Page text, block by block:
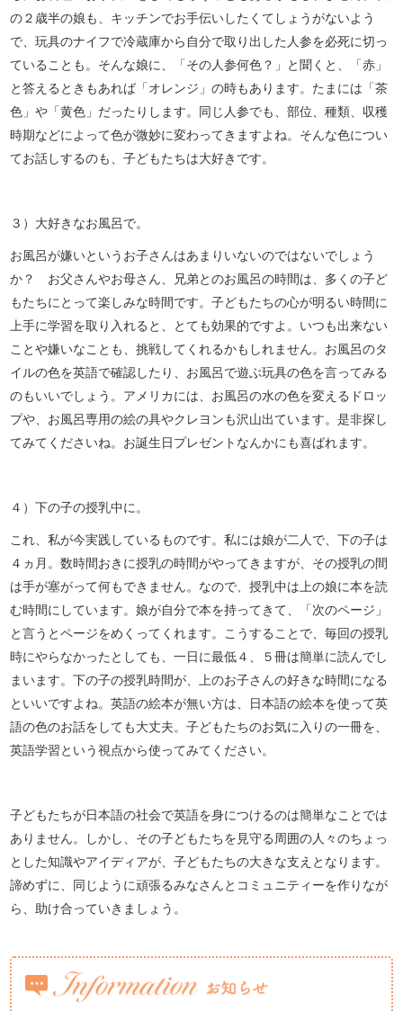
の２歳半の娘も、キッチンでお手伝いしたくてしょうがないよう
で、玩具のナイフで冷蔵庫から自分で取り出した人参を必死に切っ
ていることも。そんな娘に、「その人参何色？」と聞くと、「赤」
と答えるときもあれば「オレンジ」の時もあります。たまには「茶
色」や「黄色」だったりします。同じ人参でも、部位、種類、収穫
時期などによって色が微妙に変わってきますよね。そんな色につい
てお話しするのも、子どもたちは大好きです。
３）大好きなお風呂で。
お風呂が嫌いというお子さんはあまりいないのではないでしょう
か？ お父さんやお母さん、兄弟とのお風呂の時間は、多くの子ど
もたちにとって楽しみな時間です。子どもたちの心が明るい時間に
上手に学習を取り入れると、とても効果的ですよ。いつも出来ない
ことや嫌いなことも、挑戦してくれるかもしれません。お風呂のタ
イルの色を英語で確認したり、お風呂で遊ぶ玩具の色を言ってみる
のもいいでしょう。アメリカには、お風呂の水の色を変えるドロッ
プや、お風呂専用の絵の具やクレヨンも沢山出ています。是非探し
てみてくださいね。お誕生日プレゼントなんかにも喜ばれます。
４）下の子の授乳中に。
これ、私が今実践しているものです。私には娘が二人で、下の子は
４ヵ月。数時間おきに授乳の時間がやってきますが、その授乳の間
は手が塞がって何もできません。なので、授乳中は上の娘に本を読
む時間にしています。娘が自分で本を持ってきて、「次のページ」
と言うとページをめくってくれます。こうすることで、毎回の授乳
時にやらなかったとしても、一日に最低４、５冊は簡単に読んでし
まいます。下の子の授乳時間が、上のお子さんの好きな時間になる
といいですよね。英語の絵本が無い方は、日本語の絵本を使って英
語の色のお話をしても大丈夫。子どもたちのお気に入りの一冊を、
英語学習という視点から使ってみてください。
子どもたちが日本語の社会で英語を身につけるのは簡単なことでは
ありません。しかし、その子どもたちを見守る周囲の人々のちょっ
とした知識やアイディアが、子どもたちの大きな支えとなります。
諦めずに、同じように頑張るみなさんとコミュニティーを作りなが
ら、助け合っていきましょう。